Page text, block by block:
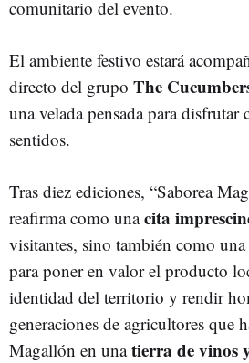
comunitario del evento.
El ambiente festivo estará
directo del grupo The
una velada pensada para disfrutar
sentidos.
Tras diez ediciones, “Saborea
reafirma como unacita
visitantes, sino también como una
para poner en valor el producto
identidad del territorio y rendir
generaciones de agricultores que
Magallón en unatierra de vinos